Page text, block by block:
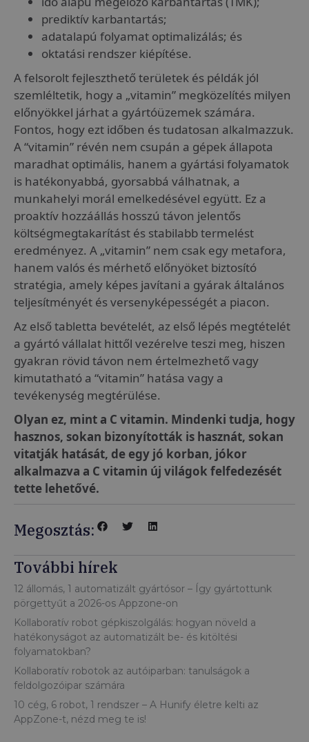
prediktív karbantartás;
adatalapú folyamat optimalizálás; és
oktatási rendszer kiépítése.
A felsorolt fejleszthető területek és példák jól
szemléltetik, hogy a „vitamin” megközelítés milyen
előnyökkel járhat a gyártóüzemek számára.
Fontos, hogy ezt időben és tudatosan alkalmazzuk.
A “vitamin” révén nem csupán a gépek állapota
maradhat optimális, hanem a gyártási folyamatok
is hatékonyabbá, gyorsabbá válhatnak, a
munkahelyi morál emelkedésével együtt. Ez a
proaktív hozzáállás hosszú távon jelentős
költségmegtakarítást és stabilabb termelést
eredményez. A „vitamin” nem csak egy metafora,
hanem valós és mérhető előnyöket biztosító
stratégia, amely képes javítani a gyárak általános
teljesítményét és versenyképességét a piacon.
Az első tabletta bevételét, az első lépés megtételét
a gyártó vállalat hittől vezérelve teszi meg, hiszen
gyakran rövid távon nem értelmezhető vagy
kimutatható a “vitamin” hatása vagy a
tevékenység megtérülése.
Olyan ez, mint a C vitamin. Mindenki tudja, hogy
hasznos, sokan bizonyították is hasznát, sokan
vitatják hatását, de egy jó korban, jókor
alkalmazva a C vitamin új világok felfedezését
tette lehetővé.
Megosztás:
További hírek
12 állomás, 1 automatizált gyártósor – Így gyártottunk
pörgettyűt a 2026-os Appzone-on
Kollaboratív robot gépkiszolgálás: hogyan növeld a
hatékonyságot az automatizált be- és kitöltési
folyamatokban?
Kollaboratív robotok az autóiparban: tanulságok a
feldolgozóipar számára
10 cég, 6 robot, 1 rendszer – A Hunify életre kelti az
AppZone-t, nézd meg te is!